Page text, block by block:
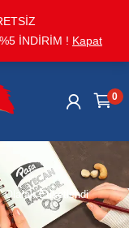
İNDİRİM ! Kapat
0
Olarak Etiketlendi